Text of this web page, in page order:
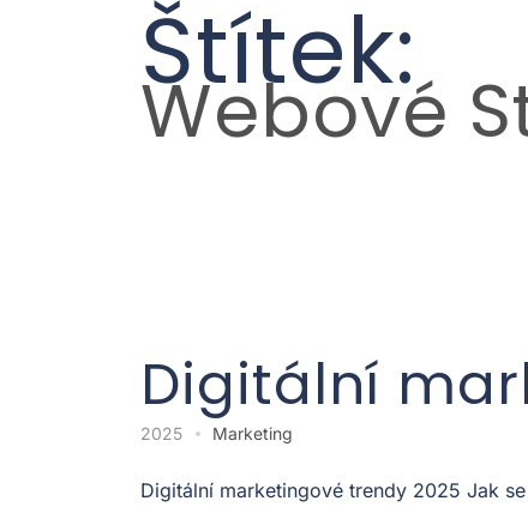
Štítek:
Webové
Digitální
2025 Marketing
Digitální marketingové trendy 2025 Jak